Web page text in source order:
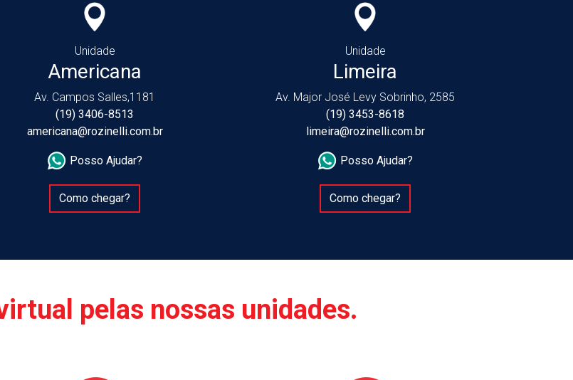
Unidade
Americana
Av. Campos Salles,1181
(19) 3406-8513
americana@rozinelli.com.br
Posso Ajudar?
Como chegar?
Unidade
Limeira
Av. Major José Levy Sobrinho, 2585
(19) 3453-8618
limeira@rozinelli.com.br
Posso Ajudar?
Como chegar?
pelas nossas unidades.